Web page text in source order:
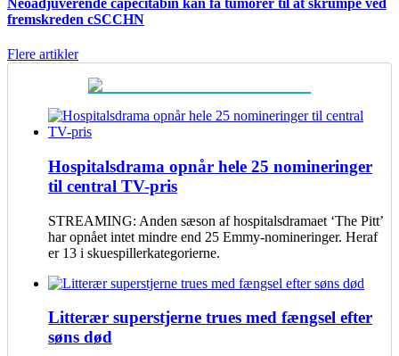
Neoadjuverende capecitabin kan få tumorer til at skrumpe ved
fremskreden cSCCHN
Flere artikler
Hospitalsdrama opnår hele 25 nomineringer
til central TV-pris
STREAMING: Anden sæson af hospitalsdramaet ‘The Pitt’
har opnået intet mindre end 25 Emmy-nomineringer. Heraf
er 13 i skuespillerkategorierne.
Litterær superstjerne trues med fængsel efter
søns død